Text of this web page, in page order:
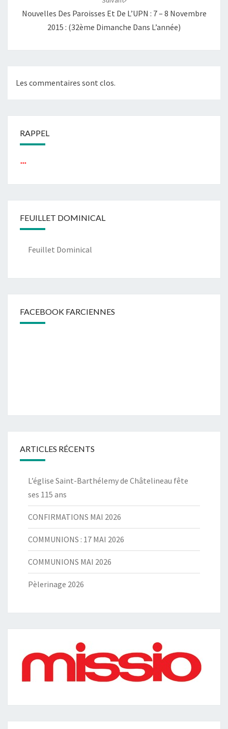
Nouvelles Des Paroisses Et De L’UPN : 7 – 8 Novembre
2015 : (32ème Dimanche Dans L’année)
Les commentaires sont clos.
RAPPEL
FEUILLET DOMINICAL
Feuillet Dominical
FACEBOOK FARCIENNES
ARTICLES RÉCENTS
L’église Saint-Barthélemy de Châtelineau fête
ses 115 ans
CONFIRMATIONS MAI 2026
COMMUNIONS : 17 MAI 2026
COMMUNIONS MAI 2026
Pèlerinage 2026